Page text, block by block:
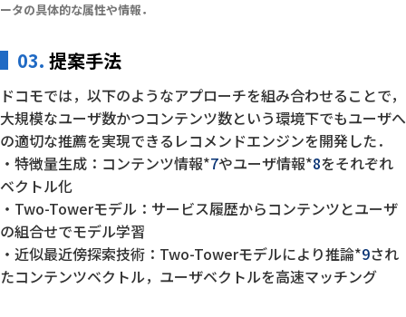
ータの具体的な属性や情報．
03. 提案手法
ドコモでは，以下のようなアプローチを組み合わせることで，
大規模なユーザ数かつコンテンツ数という環境下でもユーザへ
の適切な推薦を実現できるレコメンドエンジンを開発した．
特徴量生成：コンテンツ情報*7やユーザ情報*8をそれぞれ
ベクトル化
Two-Towerモデル：サービス履歴からコンテンツとユーザ
の組合せでモデル学習
近似最近傍探索技術：Two-Towerモデルにより推論*9され
たコンテンツベクトル，ユーザベクトルを高速マッチング